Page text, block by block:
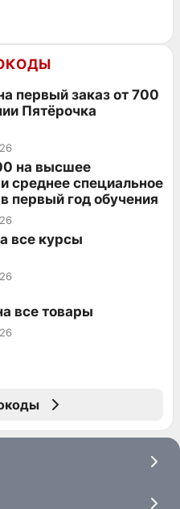
первый заказ от 700
Пятёрочка
на высшее
среднее специальное
первый год обучения
все курсы
все товары